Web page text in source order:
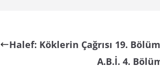
Halef: Köklerin Çağrısı 19.
A.B.İ. 4.